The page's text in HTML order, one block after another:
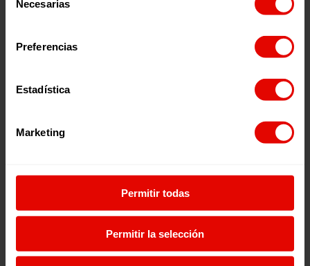
Necesarias
Preferencias
Estadística
Marketing
Permitir todas
Permitir la selección
Episodios relacionados: